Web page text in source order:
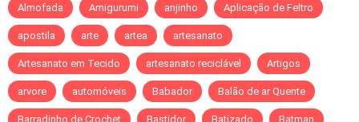
Almofada Amigurumi anjinho Aplicação de Feltro
apostila arte artea artesanato
Artesanato em Tecido artesanato reciclável Artigos
arvore automóveis Babador Balão de ar Quente
Barradinho de Crochet Bastidor Batizado Batman